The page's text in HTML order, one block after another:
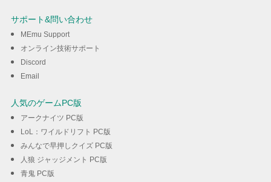
Bladeを楽しむ
サポート&問い合わせ
MEmu Support
オンライン技術サポート
Discord
Email
人気のゲームPC版
アークナイツ PC版
LoL：ワイルドリフト PC版
みんなで早押しクイズ PC版
人狼 ジャッジメント PC版
青鬼 PC版